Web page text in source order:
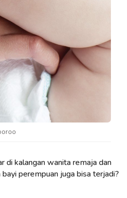
di kalangan wanita remaja dan
perempuan juga bisa terjadi?